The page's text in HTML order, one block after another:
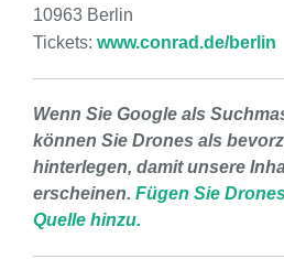
10963 Berlin
Tickets: www.conrad.de/berlin
Wenn Sie Google als
können Sie Drones als
hinterlegen, damit unsere
erscheinen. Fügen Sie
Quelle hinzu.